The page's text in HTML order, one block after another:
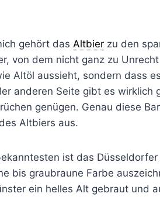
gehört das Altbier zu den
von dem nicht ganz zu
Altöl aussieht, sondern dass
anderen Seite gibt es wirklich
genügen. Genau diese
Altbiers aus.
ist das
bis graubraune Farbe
ein helles Alt gebraut und